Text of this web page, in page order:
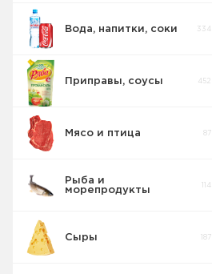
Вода, напитки, соки 334
Соки Нектары
Вода , Сладкие
Приправы, соусы 452
Мясо и птица 87
Рыба и
морепродукты
114
Сыры 187